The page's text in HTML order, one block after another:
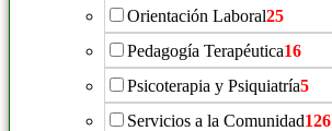
Orientación Laboral25
Pedagogía Terapéutica16
Psicoterapia y Psiquiatría5
Servicios a la Comunidad126